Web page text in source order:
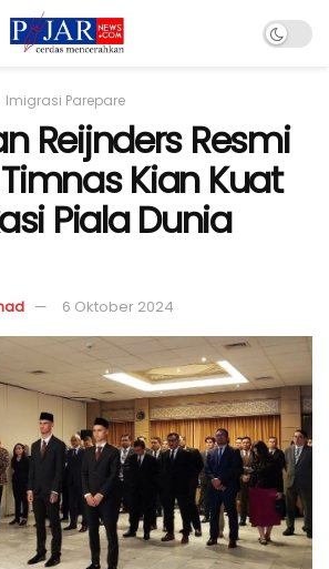
Imigrasi Parepare
Reijnders Resmi
Kian Kuat
Piala Dunia
6 Oktober 2024